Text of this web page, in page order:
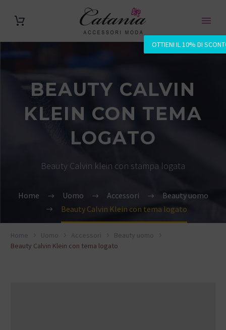
OTTIENI IL 10% DI
BEAUTY CALVIN
KLEIN CON TEMA
LOGATO
Beauty Calvin klein con stampa logata
Home Uomo Accessori
Beauty uomo
Beauty Calvin Klein con tema logato
Home Uomo Accessori
Beauty uomo
Beauty Calvin Klein con tema logato